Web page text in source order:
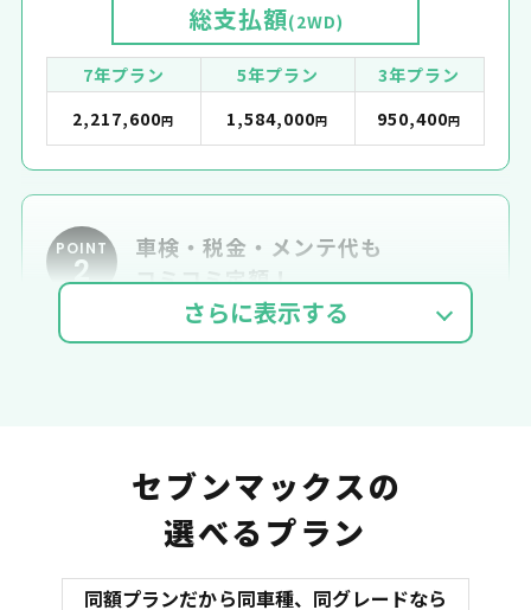
総支払額(2WD)
7年プラン 5年プラン
3年プラン
2,217,600円 1,584,000円 950,400円
POINT
2
車検・税金・メンテ代も
コミコミ定額！
セブンマックスの
選べるプラン
同額プランだから同車種、同グレードなら